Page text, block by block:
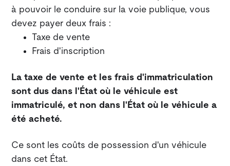
à pouvoir le conduire sur la voie publique, vous
devez payer deux frais :
Taxe de vente
Frais d'inscription
La taxe de vente et les frais d'immatriculation
sont dus dans l'État où le véhicule est
immatriculé, et non dans l'État où le véhicule a
été acheté.
Ce sont les coûts de possession d'un véhicule
dans cet État.